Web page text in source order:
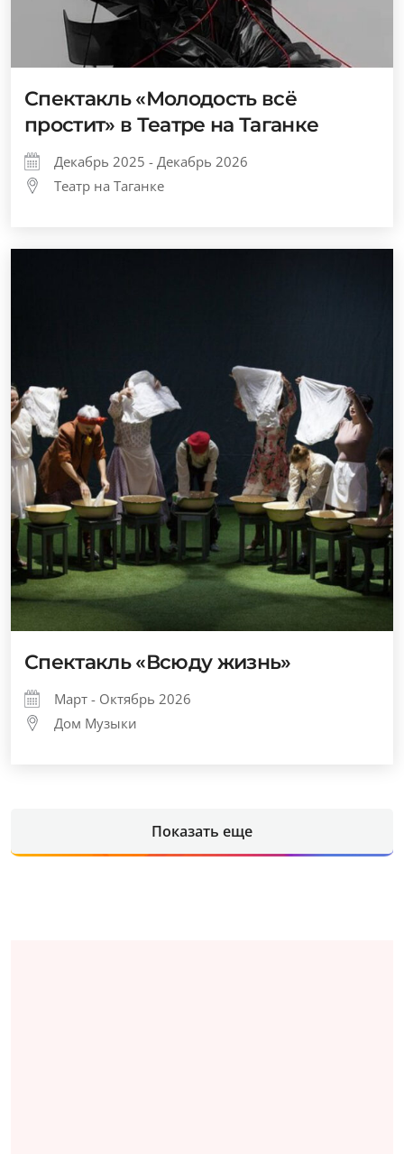
Спектакль «Молодость всё
простит» в Театре на Таганке
Декабрь 2025 - Декабрь 2026
Театр на Таганке
Спектакль «Всюду жизнь»
Март - Октябрь 2026
Дом Музыки
Показать еще